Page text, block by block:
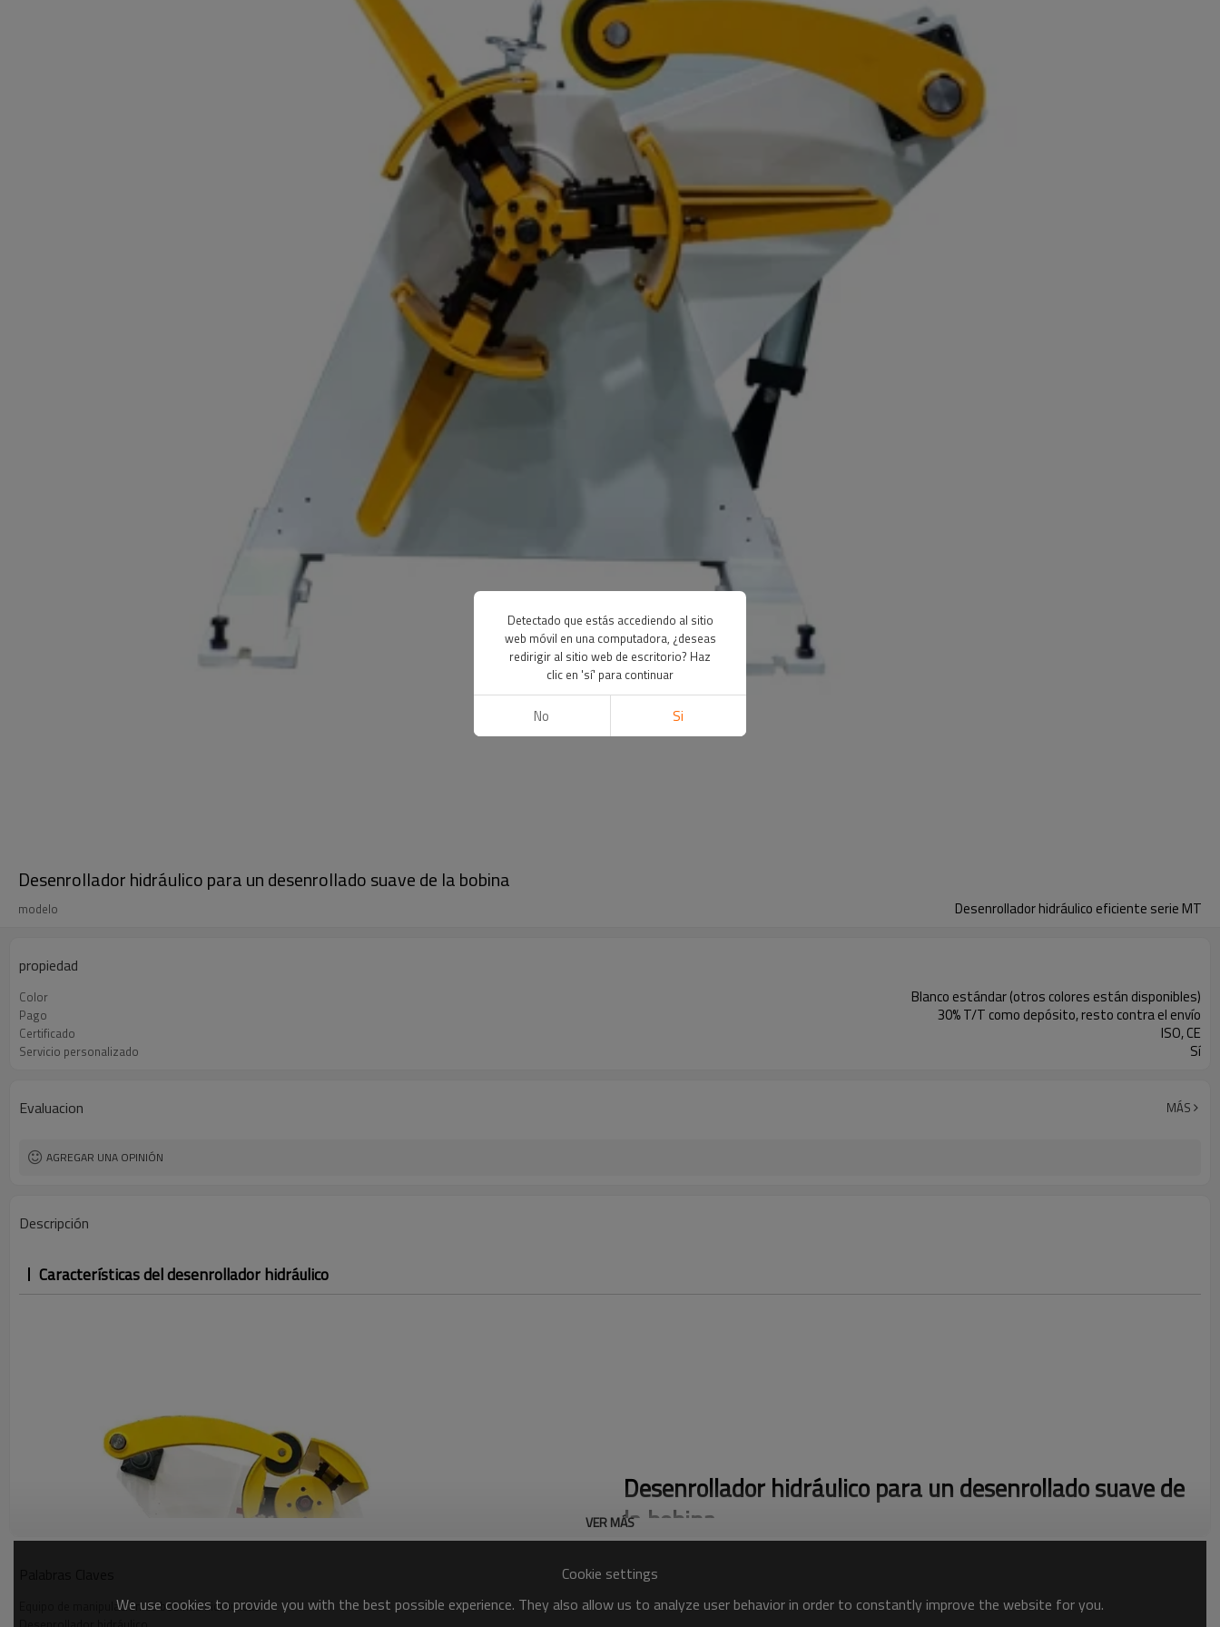
Desenrollador hidráulico para un desenrollado suave de la bobina
modelo Desenrollador hidráulico eficiente serie MT
propiedad
Color Blanco estándar (otros colores están disponibles)
Pago 30% T/T como depósito, resto contra el envío
Certificado ISO, CE
Servicio personalizado Sí
Evaluacion MÁS
AGREGAR UNA OPINIÓN
Descripción
Características del desenrollador hidráulico
Desenrollador hidráulico para un desenrollado suave de
la bobina
bobinas preciso y controlado. Su sistema hidráulico garantiza un funcionamiento suave,
minimizando las interrupciones y la distorsión del material. Esto mejora la productividad y
VER MÁS
Equipo de manipulación de bobinas hidráulicas
Cookie settings
We use cookies to provide you with the best possible experience. They also allow us to analyze user behavior in order to constantly improve the website for you.
Detectado que estás accediendo al sitio
web móvil en una computadora, ¿deseas
redirigir al sitio web de escritorio? Haz
clic en 'sí' para continuar
No Si